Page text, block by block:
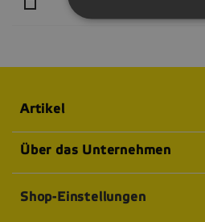
Artikel
Über das Unternehmen
Shop-Einstellungen